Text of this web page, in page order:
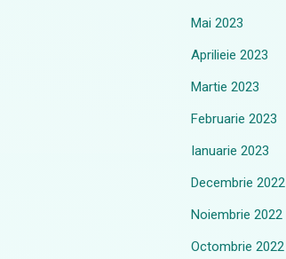
Mai 2023
Aprilieie 2023
Martie 2023
Februarie 2023
Ianuarie 2023
Decembrie 2022
Noiembrie 2022
Octombrie 2022